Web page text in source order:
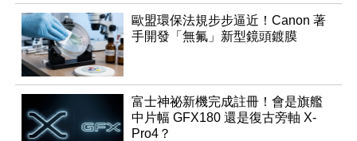
歐盟環保法規步步逼近！Canon 著
手開發「無氟」新型鏡頭鍍膜
富士神祕新機完成註冊！會是旗艦
中片幅 GFX180 還是復古旁軸 X-
Pro4？